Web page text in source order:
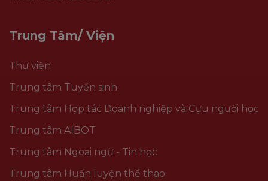
Trung Tâm/ Viện
Thư viện
Trung tâm Tuyển sinh
Trung tâm Hợp tác Doanh nghiệp và Cựu người học
Trung tâm AIBOT
Trung tâm Ngoại ngữ - Tin học
Trung tâm Huấn luyện thể thao